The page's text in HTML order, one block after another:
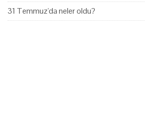
31 Temmuz'da neler oldu?